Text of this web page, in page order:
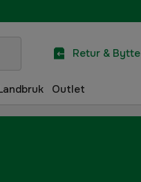
Retur & Bytte
Outlet